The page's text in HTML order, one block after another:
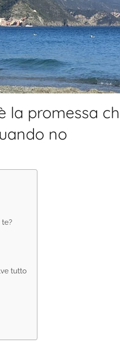
la promessa
no
te?
tutto